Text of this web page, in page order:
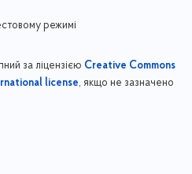
режимі
за ліцензією Creative Commons
license, якщо не зазначено